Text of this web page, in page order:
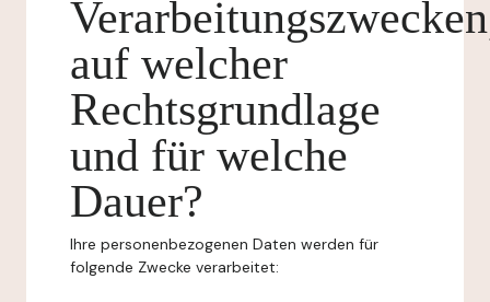
auf welcher
Rechtsgrundlage
und für welche
Dauer?
Ihre personenbezogenen Daten werden für
folgende Zwecke verarbeitet: